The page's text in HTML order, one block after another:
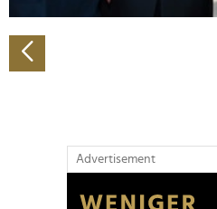
Verwendung unserer Website
Partner führen diese
weiteren Daten zusammen,
Advertisement